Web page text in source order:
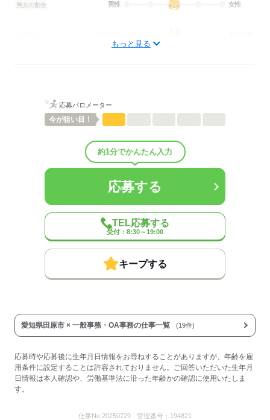
男女の割合 男性 女性
職場の様子 しずか にぎやか
20人
（男5：女5）
従業員数
応募する
もっと見る
応募バロメーター
今が狙い目！
約1分でかんたん入力
応募する
TEL応募する
受付：8:30～19:00
キープする
愛知県田原市 × 一般事務・OA事務の仕事一覧 (19件)
応募時や応募後に生年月日情報をお尋ねすることがありますが、年齢を雇
用条件に設定することは許容されておりません。ご回答いただいた生年月
日情報は本人確認や、労働基準法に沿った年齢かの確認に使用いたしま
す。
仕事No. 20250729 管理番号： 194821